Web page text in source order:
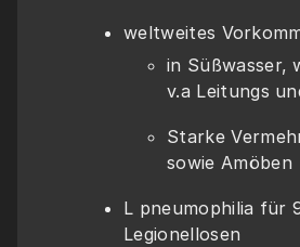
weltweites
in Süßwasser,
Starke
sowie Amöben
L pneumophilia für
Legionellosen